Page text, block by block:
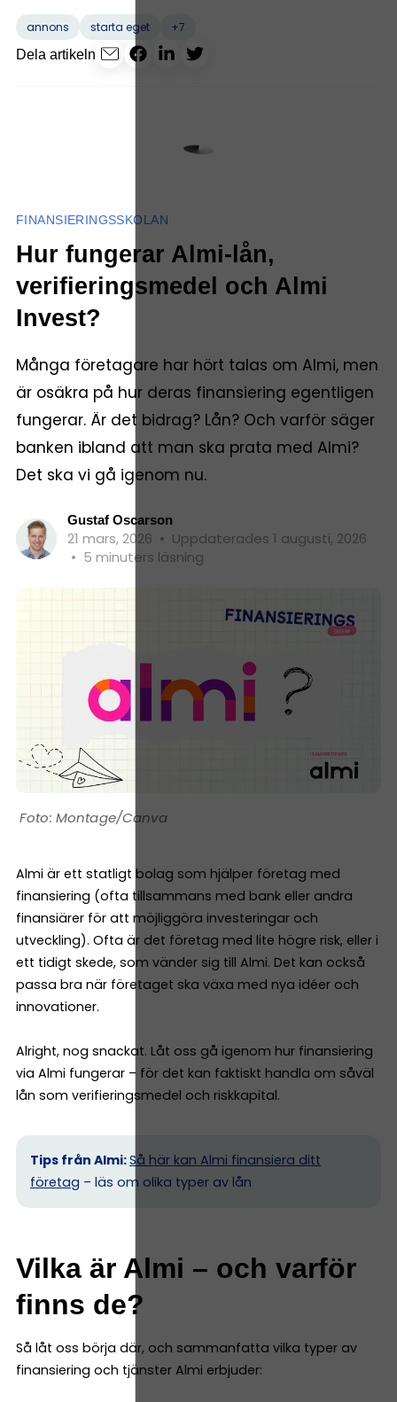
annons starta eget
+7
Dela artikeln
FINANSIERINGSSKOLAN
Hur fungerar Almi-lån,
verifieringsmedel och Almi
Invest?
Många företagare har hört talas om Almi, men
är osäkra på hur deras finansiering egentligen
fungerar. Är det bidrag? Lån? Och varför säger
banken ibland att man ska prata med Almi?
Det ska vi gå igenom nu.
Gustaf Oscarson
21 mars, 2026 • Uppdaterades 1 augusti, 2026
• 5 minuters läsning
Montage/Canva
Almi är ett statligt bolag som hjälper företag med
finansiering (ofta tillsammans med bank eller andra
finansiärer för att möjliggöra investeringar och
utveckling). Ofta är det företag med lite högre risk, eller i
ett tidigt skede, som vänder sig till Almi. Det kan också
passa bra när företaget ska växa med nya idéer och
innovationer.
Alright, nog snackat. Låt oss gå igenom hur finansiering
via Almi fungerar – för det kan faktiskt handla om såväl
lån som verifieringsmedel och riskkapital.
Tips från Almi:Så här kan Almi finansiera ditt
företag – läs om olika typer av lån
Vilka är Almi – och varför
finns de?
Så låt oss börja där, och sammanfatta vilka typer av
finansiering och tjänster Almi erbjuder: